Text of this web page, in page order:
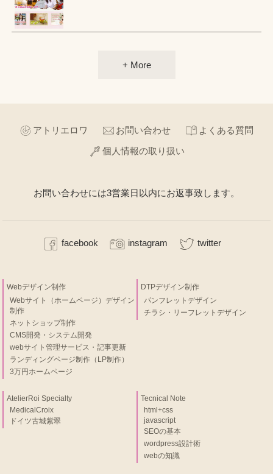
+ More
アトリエロワ お問い合わせ
よくある質問
個人情報の取り扱い
お問い合わせには3営業日以内にお返事致します。
facebook instagram twitter
Webデザイン制作
Webサイト（ホームページ）デザイン
制作
ネットショップ制作
CMS開発・システム開発
webサイト管理サービス・記事更新
ランディングページ制作（LP制作）
3万円ホームページ
DTPデザイン制作
パンフレットデザイン
チラシ・リーフレットデザイン
AtelierRoi Specialty
MedicalCroix
ドイツ古城紫翠
Tecnical Note
html+css
javascript
SEOの基本
wordpress設計術
webの知識